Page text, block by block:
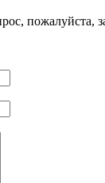
пожалуйста,